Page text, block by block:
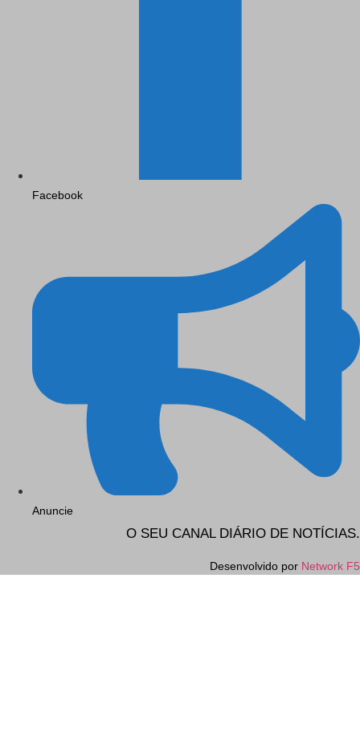
Facebook
Anuncie
O SEU CANAL DIÁRIO DE NOTÍCIAS.
Desenvolvido por Network F5